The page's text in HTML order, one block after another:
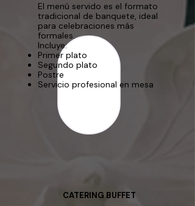
El menú servido es el formato
tradicional de banquete, ideal
para celebraciones más
formales.
Incluye:
Primer plato
Segundo plato
Postre
Servicio profesional en mesa
CATERING BUFFET